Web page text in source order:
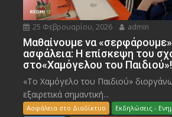
25 Φεβρουαρίου, 2026 admin
Μαθαίνουμε να
ασφάλεια: Η επίσκεψη του
στο«Χαμόγελου του Παιδιού»!
«Το Χαμόγελο του Παιδιού»
εξαιρετικά σημαντική...
Ασφάλεια στο Διαδίκτυο
Εκδηλώσεις -